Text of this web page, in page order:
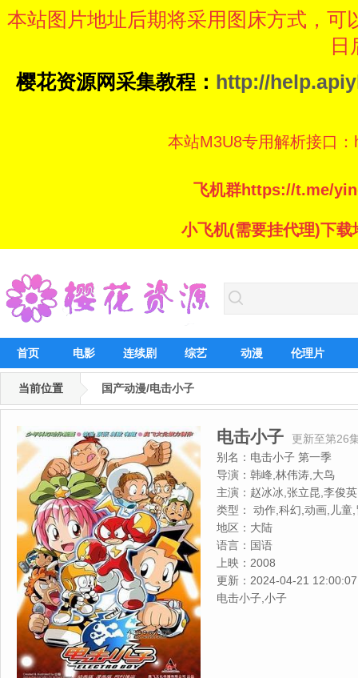
本站图片地址后期将采用图床方式，
日
樱花资源网采集教程： http://
本站M3U8专用解析接口
飞机群https://t.me/
小飞机(需要挂代理)下
首页 电影 连续剧 综艺 动漫 伦理片
当前位置 国产动漫/电击小子
电击小子
更新至第26
别名： 电击小子 第一季
导演： 韩峰,林伟涛,大鸟
主演： 赵冰冰,张立昆,李俊
咪娜,田玉清
类型：
动作,科幻,动画,儿童
地区： 大陆
语言： 国语
上映： 2008
更新： 2024-04-21 12:00:07
电击小子,小子